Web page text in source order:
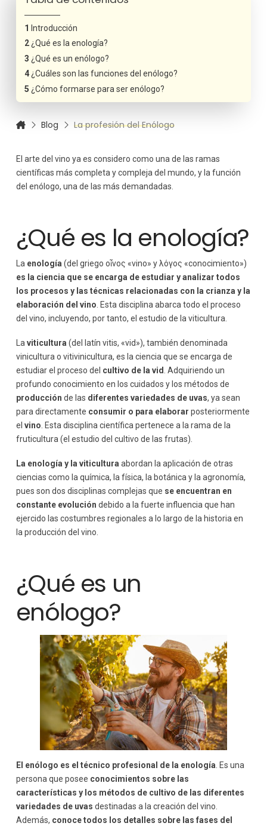
Introducción
¿Qué es la enología?
¿Qué es un enólogo?
¿Cuáles son las funciones del enólogo?
¿Cómo formarse para ser enólogo?
Blog La profesión del Enólogo
El arte del vino ya es considero como una de las ramas
científicas más completa y compleja del mundo, y la función
del enólogo, una de las más demandadas.
¿Qué es la enología?
La enología (del griego οἶνος «vino» y λόγος «conocimiento»)
es la ciencia que se encarga de estudiar y analizar todos
los procesos y las técnicas relacionadas con la crianza y la
elaboración del vino . Esta disciplina abarca todo el proceso
del vino, incluyendo, por tanto, el estudio de la viticultura.
La viticultura (del latín vitis, «vid»), también denominada
vinicultura o vitivinicultura, es la ciencia que se encarga de
estudiar el proceso del cultivo de la vid . Adquiriendo un
profundo conocimiento en los cuidados y los métodos de
producción de las diferentes variedades de uvas, ya sean
para directamente consumir o para elaborar posteriormente
el vino . Esta disciplina científica pertenece a la rama de la
fruticultura (el estudio del cultivo de las frutas).
La enología y la viticultura abordan la aplicación de otras
ciencias como la química, la física, la botánica y la agronomía,
pues son dos disciplinas complejas que se encuentran en
constante evolución debido a la fuerte influencia que han
ejercido las costumbres regionales a lo largo de la historia en
la producción del vino.
¿Qué es un
enólogo?
El enólogo es el técnico profesional de la enología . Es una
persona que posee conocimientos sobre las
características y los métodos de cultivo de las diferentes
variedades de uvas destinadas a la creación del vino.
Además, conoce todos los detalles sobre las fases del